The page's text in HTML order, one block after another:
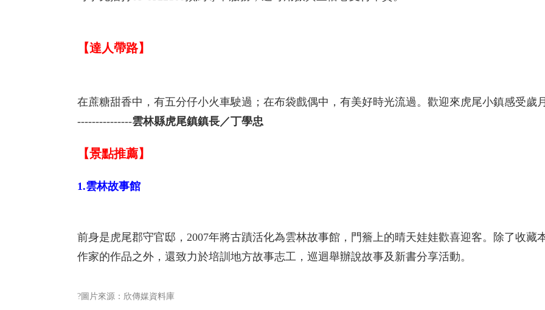
【達人帶路】
在蔗糖甜香中，有五分仔小火車駛過；在布袋戲偶中，有美好時光流過。歡迎來虎尾小鎮感受歲
---------------雲林縣虎尾鎮鎮長／丁學忠
【景點推薦】
1.雲林故事館
前身是虎尾郡守官邸，2007年將古蹟活化為雲林故事館，門簷上的晴天娃娃歡喜迎客。除了收藏
作家的作品之外，還致力於培訓地方故事志工，巡迴舉辦說故事及新書分享活動。
?圖片來源：欣傳媒資料庫